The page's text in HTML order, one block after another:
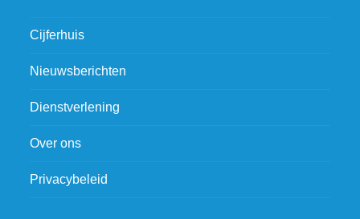
Cijferhuis
Nieuwsberichten
Dienstverlening
Over ons
Privacybeleid